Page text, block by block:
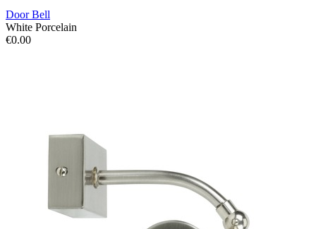
Door Bell
White Porcelain
€0.00